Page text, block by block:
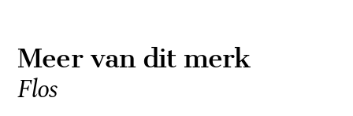
Meer van dit merk
Flos